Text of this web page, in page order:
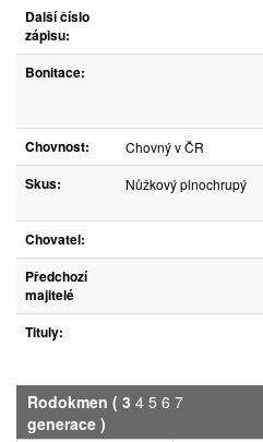
Další číslo
zápisu:
Bonitace:
Chovnost:
Chovný v ČR
Skus:
Nůžkový plnochrupý
Chovatel:
Předchozí
majitelé
Tituly:
Rodokmen ( 3 4 5 6 7
generace )